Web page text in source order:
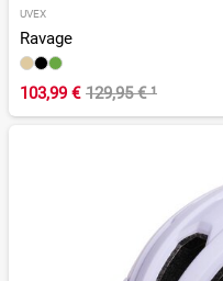
UVEX
Ravage
103,99 € 129,95 €¹